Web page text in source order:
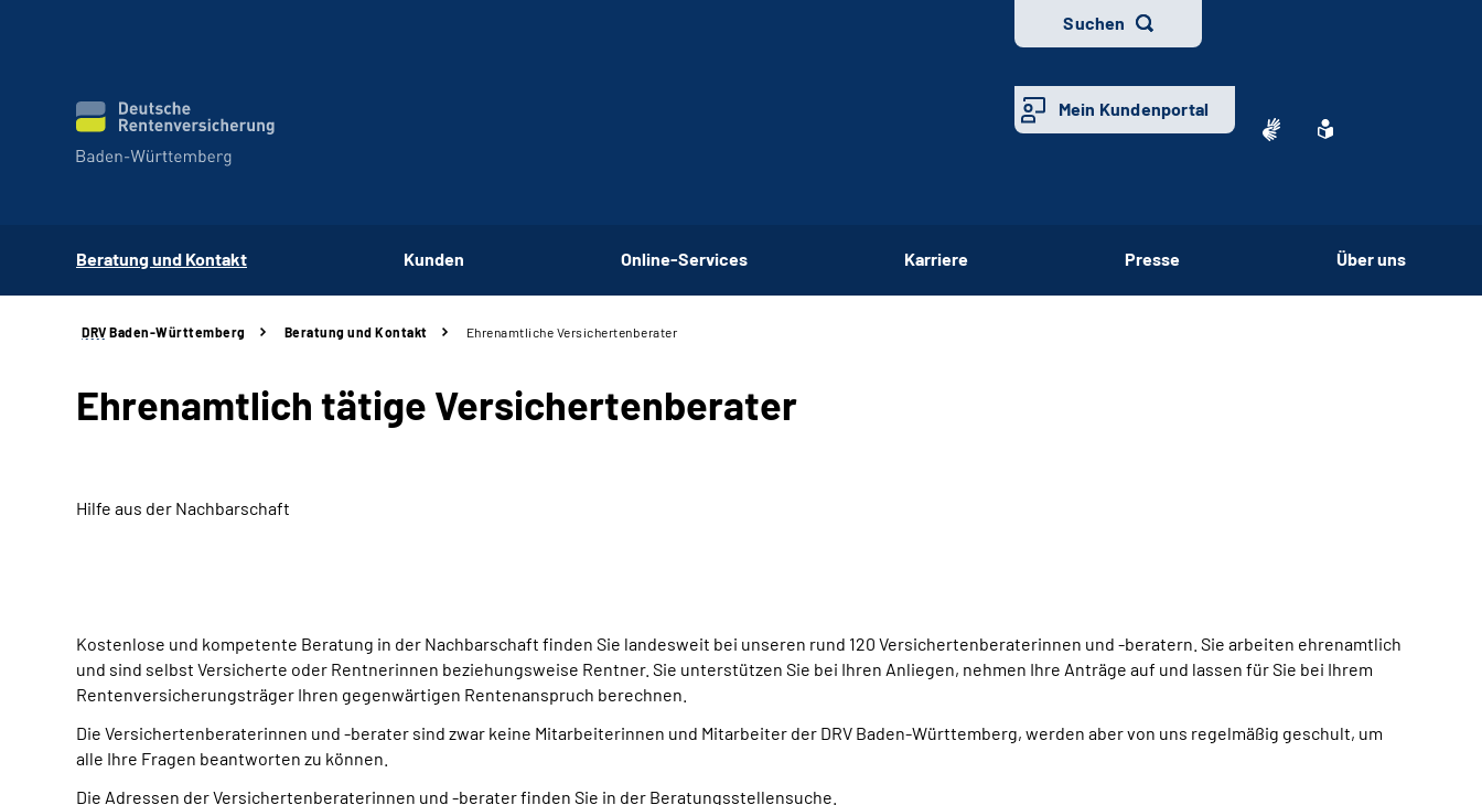
Suchen
Mein Kundenportal
Beratung und Kontakt Kunden Online-Services Karriere Presse Über uns
DRV Baden-Württemberg Beratung und Kontakt Ehrenamtliche Versichertenberater
Ehrenamtlich tätige Versichertenberater
Hilfe aus der Nachbarschaft
Kostenlose und kompetente Beratung in der Nachbarschaft finden Sie landesweit bei unseren rund 120 Versichertenberaterinnen und -beratern. Sie arbeiten ehrenamtlich
und sind selbst Versicherte oder Rentnerinnen beziehungsweise Rentner. Sie unterstützen Sie bei Ihren Anliegen, nehmen Ihre Anträge auf und lassen für Sie bei Ihrem
Rentenversicherungsträger Ihren gegenwärtigen Rentenanspruch berechnen.
Die Versichertenberaterinnen und -berater sind zwar keine Mitarbeiterinnen und Mitarbeiter der DRV Baden-Württemberg, werden aber von uns regelmäßig geschult, um
alle Ihre Fragen beantworten zu können.
Die Adressen der Versichertenberaterinnen und -berater finden Sie in der Beratungsstellensuche.